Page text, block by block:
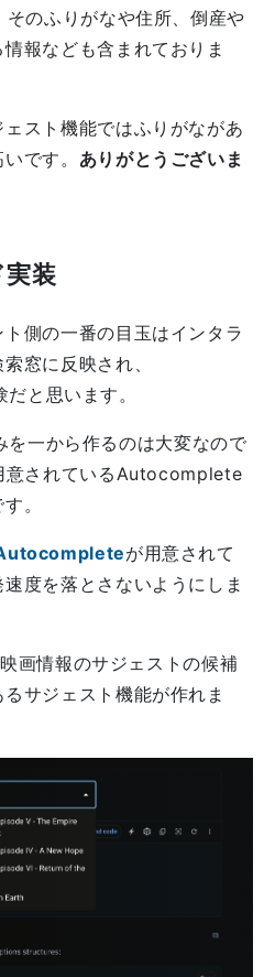
のふりがなや住所、倒産や
報なども含まれておりま
スト機能ではふりがながあ
です。 ありがとうございま
装
側の一番の目玉はインタラ
窓に反映され、
だと思います。
を一から作るのは大変なので
意されているAutocomplete
。
が用意されて
度を落とさないようにしま
画情報のサジェストの候補
サジェスト機能が作れま